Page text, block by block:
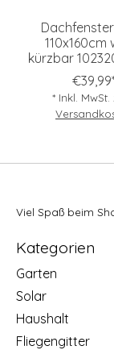
110x160cm
kürzbar
* Inkl. MwSt.
Viel Spaß beim
Kategorien
Garten
Solar
Haushalt
Fliegengitter